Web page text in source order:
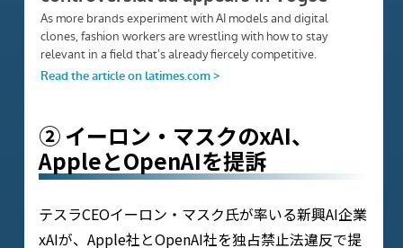
② イーロン・マスクのxAI、
AppleとOpenAIを提訴
テスラCEOイーロン・マスク氏が率いる新興AI企業
xAIが、Apple社とOpenAI社を独占禁止法違反で提